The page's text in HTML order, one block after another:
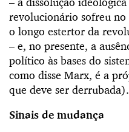
revolucionário sofreu no
o longo estertor da
– e, no presente, a
político às bases do
como disse Marx, é a
que deve ser derrubada).
Sinais de mudança